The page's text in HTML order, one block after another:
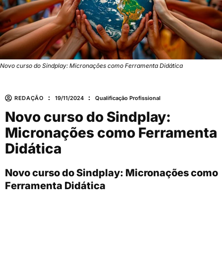
Novo curso do Sindplay: Micronações como Ferramenta Didática
REDAÇÃO 19/11/2024 Qualificação Profissional
Novo curso do Sindplay:
Micronações como Ferramenta
Didática
Novo curso do Sindplay: Micronações como
Ferramenta Didática